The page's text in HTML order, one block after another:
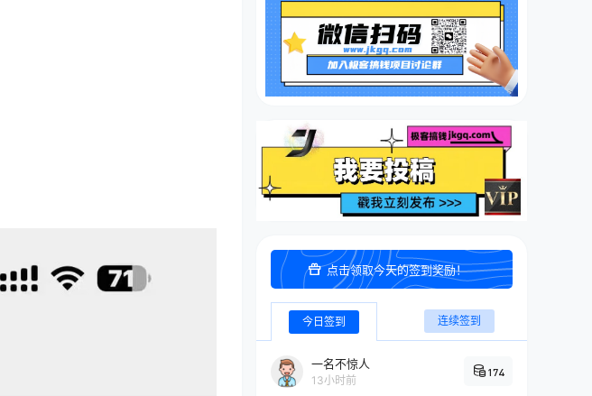
点击领取今天的签到奖励！
今日签到 连续签到
一名不惊人
13小时前
174